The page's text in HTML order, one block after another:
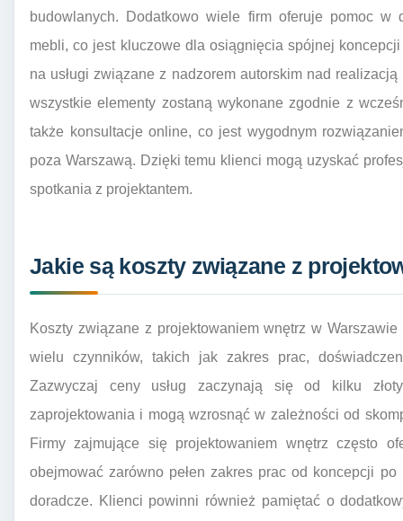
budowlanych. Dodatkowo wiele firm oferuje pomoc w
mebli, co jest kluczowe dla osiągnięcia spójnej
na usługi związane z nadzorem autorskim nad
wszystkie elementy zostaną wykonane zgodnie z
także konsultacje online, co jest wygodnym
poza Warszawą. Dzięki temu klienci mogą uzyskać
spotkania z projektantem.
Jakie są koszty związane z
Koszty związane z projektowaniem wnętrz w
wielu czynników, takich jak zakres prac,
Zazwyczaj ceny usług zaczynają się od kilku
zaprojektowania i mogą wzrosnąć w zależności od
Firmy zajmujące się projektowaniem wnętrz często
obejmować zarówno pełen zakres prac od koncepcji
doradcze. Klienci powinni również pamiętać o